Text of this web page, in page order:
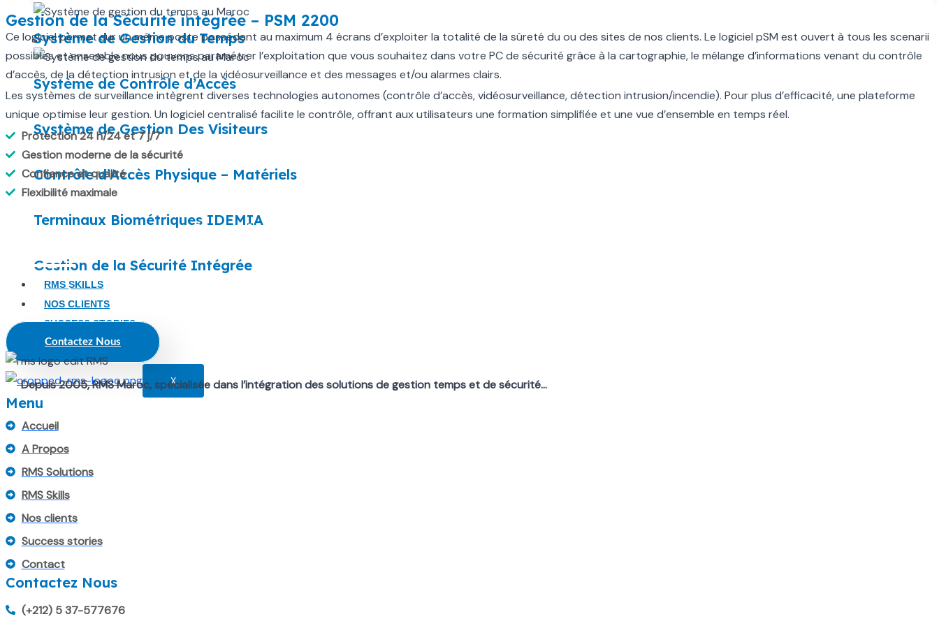
Système de Gestion du Temps
Système de Contrôle d’Accès
Système de Gestion Des Visiteurs
Contrôle d’Accès Physique – Matériels
Terminaux Biométriques IDEMIA
Gestion de la Sécurité Intégrée
RMS SKILLS
NOS CLIENTS
SUCCESS STORIES
CONTACT
X
Gestion de la Sécurité intégrée – PSM 2200
Ce logiciel permet sur un même poste possédant au maximum 4 écrans d’exploiter la totalité de la sûreté du ou des sites de nos clients. Le logiciel pSM est ouvert à tous les scenarii
possibles et ensemble nous pouvons paramétrer l’exploitation que vous souhaitez dans votre PC de sécurité grâce à la cartographie, le mélange d’informations venant du contrôle
d’accès, de la détection intrusion et de la vidéosurveillance et des messages et/ou alarmes clairs.
Les systèmes de surveillance intègrent diverses technologies autonomes (contrôle d’accès, vidéosurveillance, détection intrusion/incendie). Pour plus d’efficacité, une plateforme
unique optimise leur gestion. Un logiciel centralisé facilite le contrôle, offrant aux utilisateurs une formation simplifiée et une vue d’ensemble en temps réel.
Protection 24 h/24 et 7 j/7
Gestion moderne de la sécurité
Confiance et qualité
Flexibilité maximale
Besoin d’une solution biométrique performante ?
Contactez nos experts !
Contactez Nous
Depuis 2005, RMS Maroc, spécialisée dans l’intégration des solutions de gestion temps et de sécurité…
Menu
Accueil
A Propos
RMS Solutions
RMS Skills
Nos clients
Success stories
Contact
Contactez Nous
(+212) 5 37-577676